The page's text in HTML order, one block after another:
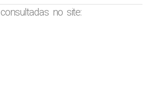
no site: